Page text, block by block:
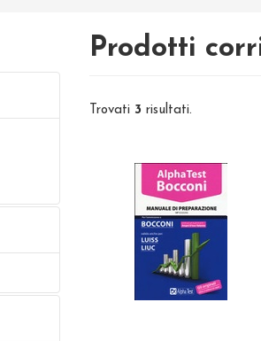
Prodotti
Trovati 3 risultati.